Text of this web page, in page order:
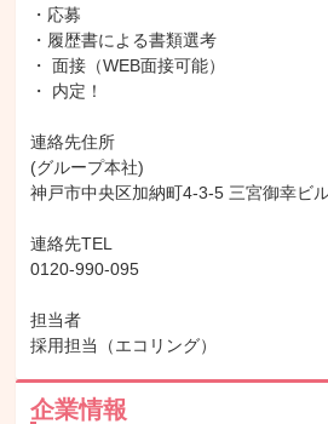
・応募
・履歴書による書類選考
・ 面接（WEB面接可能）
・ 内定！
連絡先住所
(グループ本社)
神戸市中央区加納町4-3-5 三宮御幸ビ
連絡先TEL
0120-990-095
担当者
採用担当（エコリング）
企業情報